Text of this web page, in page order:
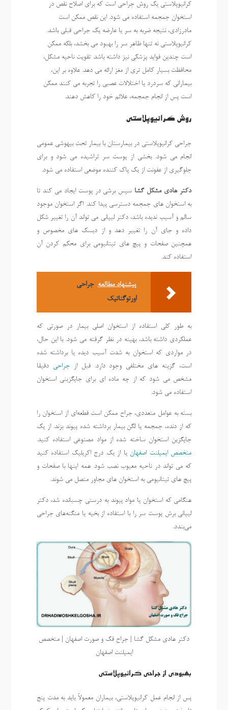
کرانیوپلاستی یک روش جراحی است که برای اصلاح نقص در
استخوان جمجمه استفاده می شود. این نقص ممکن است
مادرزادی، نتیجه ضربه به سر یا عارضه یک جراحی قبلی باشد.
کرانیوپلاستی نه تنها ظاهر سر را بهبود می بخشد، بلکه ممکن
است چندین فواید پزشکی نیز داشته باشد. تقویت ناحیه مشکل،
محافظت بسیار کامل تری از مغز ارائه می دهد. علاوه بر این،
بیمارانی که سردرد یا اختلالات عصبی را تجربه می کنند ممکن
است پس از انجام جمجمه، علائم خود را کاهش دهند.
روش کرانیوپلاستی
جراحی کرانیوپلاستی در بیمارستان با بیمار تحت بیهوشی عمومی
انجام می شود. بخشی از پوست سر تراشیده می شود و برای
جلوگیری از عفونت از یک پاک کننده موضعی استفاده می شود.
دکتر هادی مشکل گشا سپس برشی در پوست ایجاد می کند تا
به استخوان های جمجمه دسترسی پیدا کند. اگر استخوان موجود
سالم و آسیب ندیده باشد، دکتر لیپانی می تواند آن را تغییر شکل
داده و جای آن را تغییر دهد و از دیسک های مخصوص و
همچنین صفحات و پیچ های تیتانیومی برای محکم کردن آن
استفاده کند.
پیشنهاد مطالعه جراحی
اورتوگناتیک
به طور کلی استفاده از استخوان اصلی بیمار در صورتی که
عملکردی داشته باشد، بهینه در نظر گرفته می شود. با این حال،
در مواردی که استخوان به شدت آسیب دیده یا برداشته شده
است، گزینه های مختلفی وجود دارد. قبل ازجراحی دقیقا
مشخص می شود که از چه ماده ای برای جایگزینی استخوان
استفاده می شود.
بسته به عوامل متعددی، جراح ممکن است قطعه‌ای از استخوان را
که از دنده، جمجمه یا لگن بیمار برداشته شده پیوند بزند. از یک
جایگزین استخوان ساخته شده از مواد مصنوعی استفاده کنید.
متخصص ایمپلنت اصفهان یا از یک درج اکریلیک استفاده کنید
که می تواند در ناحیه معیوب نصب شود. همه اینها با صفحات و
پیچ های تیتانیومی به استخوان های مجاور متصل می شوند.
هنگامی که استخوان یا مواد پیوند به درستی چسبانده شد، دکتر
لیپانی برش پوست سر را با استفاده از بخیه یا منگنه‌های جراحی
می‌بندد.
دکتر هادی مشکل گشا | جراح فک و صورت اصفهان | متخصص
ایمپلنت اصفهان
بهبودی از جراحی کرانیوپلاستی
پس از انجام عمل کرانیوپلاستی، بیماران معمولاً باید به مدت پنج